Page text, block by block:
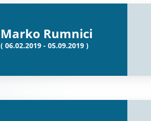
Marko Rumnici
( 06.02.2019 - 05.09.2019 )